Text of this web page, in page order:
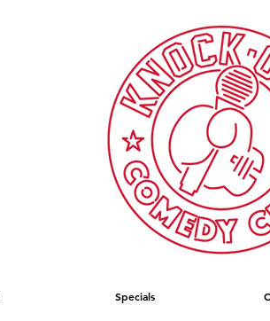
Specials